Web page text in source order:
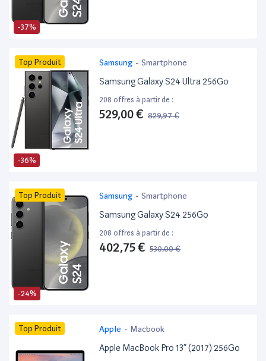
-37%
-36%
Top Produit Samsung - Smartphone
Samsung Galaxy S24 Ultra 256Go
208 offres à partir de :
529,00 € 829,97 €
-24%
Top Produit Samsung - Smartphone
Samsung Galaxy S24 256Go
208 offres à partir de :
402,75 € 530,00 €
Top Produit Apple - Macbook
Apple MacBook Pro 13” (2017) 256Go